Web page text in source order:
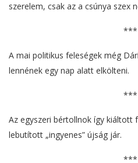
szerelem, csak az a csúnya szex
***
A mai politikus feleségek még
lennének egy nap alatt elkölteni.
***
Az egyszeri bértollnok így kiáltott
lebutított „ingyenes” újság jár.
***